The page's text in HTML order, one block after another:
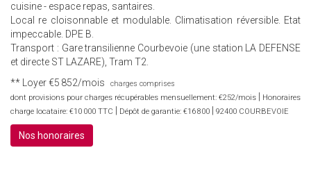
cuisine - espace repas, santaires.
Local re cloisonnable et modulable. Climatisation réversible. Etat
impeccable. DPE B.
Transport : Gare transilienne Courbevoie (une station LA DEFENSE
et directe ST LAZARE), Tram T2.
** Loyer €5 852/mois
charges comprises
dont provisions pour charges récupérables mensuellement: €252/mois
Honoraires
charge locataire: €10 000 TTC
Dépôt de garantie: €16 800 92400 COURBEVOIE
Nos honoraires